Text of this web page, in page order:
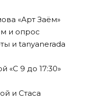
«Арт Заём»
и опрос
и tanyanerada
«С 9 до 17:30»
и Стаса